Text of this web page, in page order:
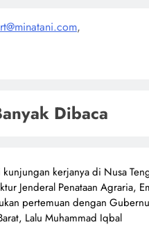
,
Dibaca
kerjanya di Nusa
Jenderal Penataan Agraria,
pertemuan dengan
Lalu Muhammad Iqbal